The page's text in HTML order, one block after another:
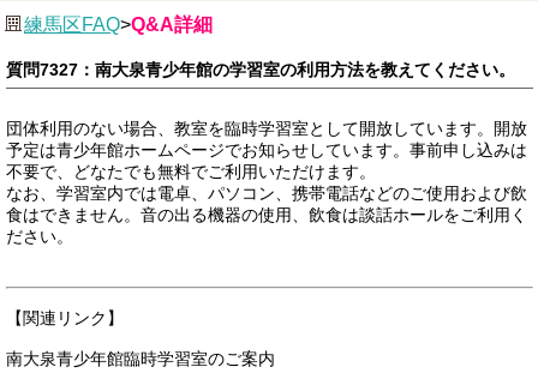
練馬区FAQ>Q&A詳細
質問7327：南大泉青少年館の学習室の利用方法を教えてください。
団体利用のない場合、教室を臨時学習室として開放しています。開放
予定は青少年館ホームページでお知らせしています。事前申し込みは
不要で、どなたでも無料でご利用いただけます。
なお、学習室内では電卓、パソコン、携帯電話などのご使用および飲
食はできません。音の出る機器の使用、飲食は談話ホールをご利用く
ださい。
【関連リンク】
南大泉青少年館臨時学習室のご案内